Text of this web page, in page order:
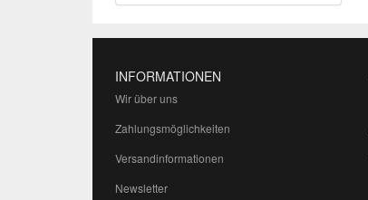
INFORMATIONEN
Wir über uns
Zahlungsmöglichkeiten
Versandinformationen
Newsletter